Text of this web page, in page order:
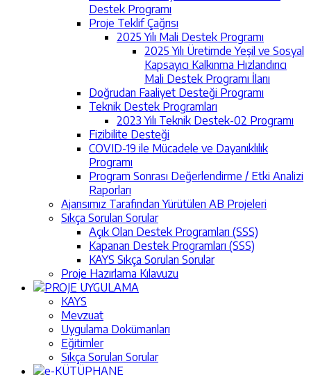
Destek Programı
Proje Teklif Çağrısı
2025 Yılı Mali Destek Programı
2025 Yılı Üretimde Yeşil ve Sosyal
Kapsayıcı Kalkınma Hızlandırıcı
Mali Destek Programı İlanı
Doğrudan Faaliyet Desteği Programı
Teknik Destek Programları
2023 Yılı Teknik Destek-02 Programı
Fizibilite Desteği
COVID-19 ile Mücadele ve Dayanıklılık
Programı
Program Sonrası Değerlendirme / Etki Analizi
Raporları
Ajansımız Tarafından Yürütülen AB Projeleri
Sıkça Sorulan Sorular
Açık Olan Destek Programları (SSS)
Kapanan Destek Programları (SSS)
KAYS Sıkça Sorulan Sorular
Proje Hazırlama Kılavuzu
PROJE UYGULAMA
KAYS
Mevzuat
Uygulama Dokümanları
Eğitimler
Sıkça Sorulan Sorular
e-KÜTÜPHANE